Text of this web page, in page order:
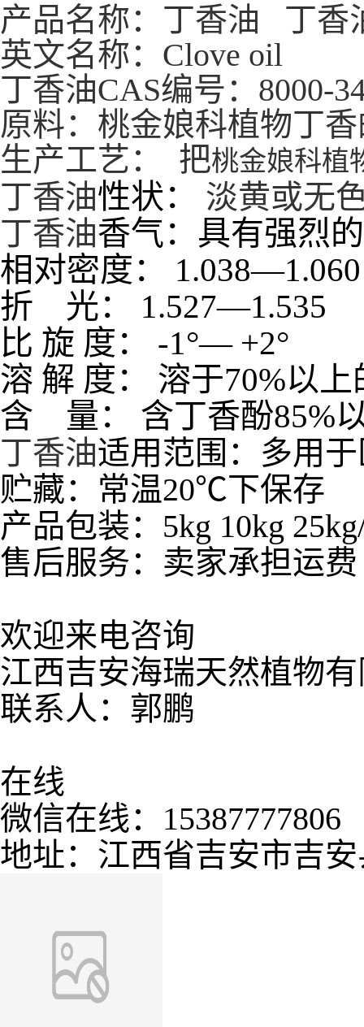
产品名称：丁香油 丁香
英文名称：Clove oil
丁香油CAS编号：8000-
原料： 桃金娘科植物丁
生产工艺： 把桃金娘科植
丁香油性状： 淡黄或无
丁香油香气：具有强烈的
相对密度：
1.038—
折
光： 1.527—
比 旋 度： -1°—+2°
溶 解 度： 溶于70%以上
含
量： 含丁香酚85%
丁香油适用范围：多用
贮藏：常温20℃下保存
产品包装：5kg 10kg
售后服务：卖家承担运
欢迎来电咨询
江西吉安海瑞天然植物
联系人：郭鹏
在线
微信在线：15387777806
地址：江西省吉安市吉